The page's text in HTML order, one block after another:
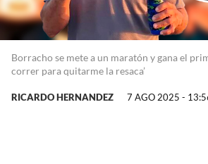
Borracho se mete a un maratón y gana el
correr para quitarme la resaca’
RICARDO HERNANDEZ 7 AGO 2025 -